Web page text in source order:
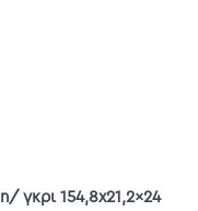
γκρι 154,8x21,2x24